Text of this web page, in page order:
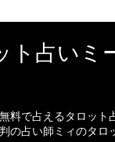
ト占いミ
料で占えるタロット
の占い師ミィのタロ